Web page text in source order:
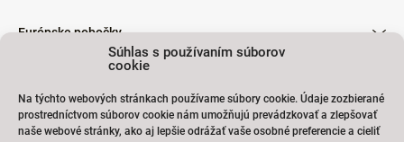
Súhlas s používaním súborov
cookie
Na týchto webových stránkach používame súbory cookie. Údaje zozbierané
prostredníctvom súborov cookie nám umožňujú prevádzkovať a zlepšovať
naše webové stránky, ako aj lepšie odrážať vaše osobné preferencie a cieliť
Európske pobočky
Školenia